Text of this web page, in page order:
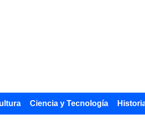
Ciencia y Tecnología